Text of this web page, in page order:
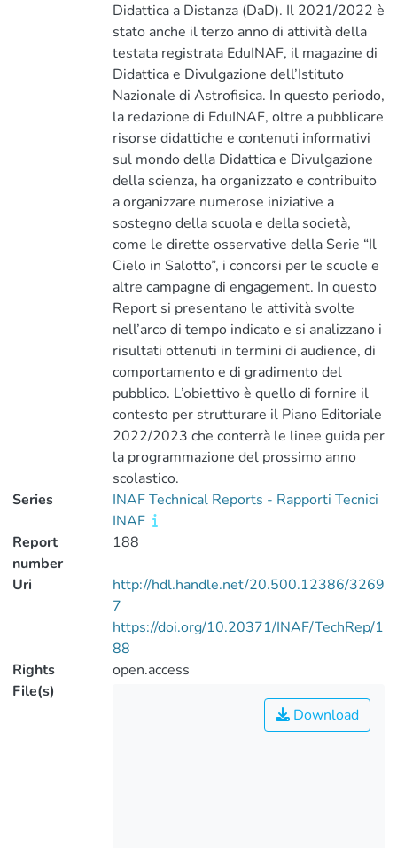
Didattica a Distanza (DaD). Il 2021/2022 è
stato anche il terzo anno di attività della
testata registrata EduINAF, il magazine di
Didattica e Divulgazione dell’Istituto
Nazionale di Astrofisica. In questo periodo,
la redazione di EduINAF, oltre a pubblicare
risorse didattiche e contenuti informativi
sul mondo della Didattica e Divulgazione
della scienza, ha organizzato e contribuito
a organizzare numerose iniziative a
sostegno della scuola e della società,
come le dirette osservative della Serie “Il
Cielo in Salotto”, i concorsi per le scuole e
altre campagne di engagement. In questo
Report si presentano le attività svolte
nell’arco di tempo indicato e si analizzano i
risultati ottenuti in termini di audience, di
comportamento e di gradimento del
pubblico. L’obiettivo è quello di fornire il
contesto per strutturare il Piano Editoriale
2022/2023 che conterrà le linee guida per
la programmazione del prossimo anno
scolastico.
Series
INAF Technical Reports - Rapporti Tecnici
INAF
Report
number
188
Uri
http://hdl.handle.net/20.500.12386/3269
7
https://doi.org/10.20371/INAF/TechRep/1
88
Rights
open.access
File(s)
Download